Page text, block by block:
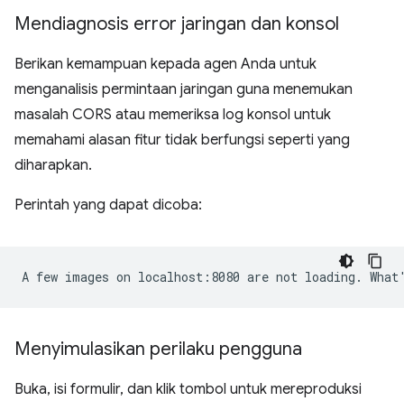
Mendiagnosis error jaringan dan konsol
Berikan kemampuan kepada agen Anda untuk
menganalisis permintaan jaringan guna menemukan
masalah CORS atau memeriksa log konsol untuk
memahami alasan fitur tidak berfungsi seperti yang
diharapkan.
Perintah yang dapat dicoba:
Menyimulasikan perilaku pengguna
Buka, isi formulir, dan klik tombol untuk mereproduksi